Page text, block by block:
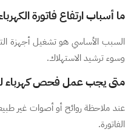
ما أسباب ارتفاع فاتورة
السبب الأساسي هو تشغيل أجهزة
وسوء ترشيد الاستهلاك.
متى يجب عمل فحص كهرباء
عند ملاحظة روائح أو أصوات غير
الفاتورة.